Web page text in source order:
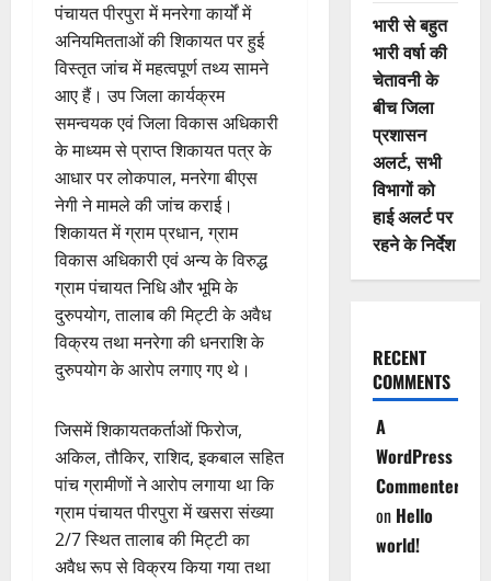
पंचायत पीरपुरा में मनरेगा कार्यों में
अनियमितताओं की शिकायत पर हुई
विस्तृत जांच में महत्वपूर्ण तथ्य सामने
आए हैं। उप जिला कार्यक्रम
समन्वयक एवं जिला विकास अधिकारी
के माध्यम से प्राप्त शिकायत पत्र के
आधार पर लोकपाल, मनरेगा बीएस
नेगी ने मामले की जांच कराई।
शिकायत में ग्राम प्रधान, ग्राम
विकास अधिकारी एवं अन्य के विरुद्ध
ग्राम पंचायत निधि और भूमि के
दुरुपयोग, तालाब की मिट्टी के अवैध
विक्रय तथा मनरेगा की धनराशि के
दुरुपयोग के आरोप लगाए गए थे।
जिसमें शिकायतकर्ताओं फिरोज,
अकिल, तौकिर, राशिद, इकबाल सहित
पांच ग्रामीणों ने आरोप लगाया था कि
ग्राम पंचायत पीरपुरा में खसरा संख्या
2/7 स्थित तालाब की मिट्टी का
अवैध रूप से विक्रय किया गया तथा
भारी से बहुत
भारी वर्षा की
चेतावनी के
बीच जिला
प्रशासन
अलर्ट, सभी
विभागों को
हाई अलर्ट पर
रहने के निर्देश
RECENT
COMMENTS
A
WordPress
Commenter
on Hello
world!